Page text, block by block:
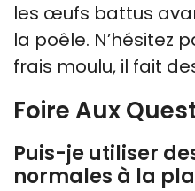
les œufs battus
la poêle. N’hésitez
frais moulu, il fait
Foire Aux
Puis-je utiliser
normales à la